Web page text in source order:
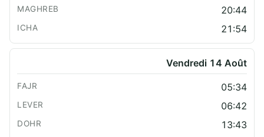
20:44
21:54
Vendredi 14 Août
05:34
06:42
13:43